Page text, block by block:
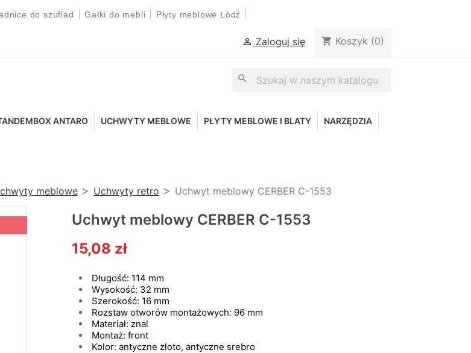
do szuflad |Gałki do mebli Płyty meblowe Łódź
 Zaloguj się shopping_cart Koszyk (0)
search
ANTARO UCHWYTY MEBLOWE PŁYTY MEBLOWE I BLATY
NARZĘDZIA
meblowe Uchwyty retro Uchwyt meblowy CERBER C-1553
Uchwyt meblowy CERBER C-1553
15,08 zł
Długość: 114 mm
Wysokość: 32 mm
Szerokość: 16 mm
Rozstaw otworów montażowych: 96 mm
Materiał: znal
Montaż: front
Kolor: antyczne złoto, antyczne srebro